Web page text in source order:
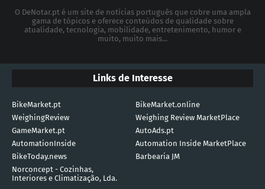
O DeNotar.pt é um site de notícias português que cobre uma ampla
gama de tópicos e oferece conteúdos de qualidade sobre
atualidade, tecnologia, mobilidade, entretenimento, humor e
muito, muito mais...
Links de Interesse
BikeMarket.pt
BikeMarket.online
WeighingReview
Weighing Review MarketPlace
GameMarket.pt
AutoAds.pt
AutomationInside
Automation Inside MarketPlace
BikeToday.news
Barbearia JM
Norconcept - Cozinhas,
Interiores e Climatização, Lda.